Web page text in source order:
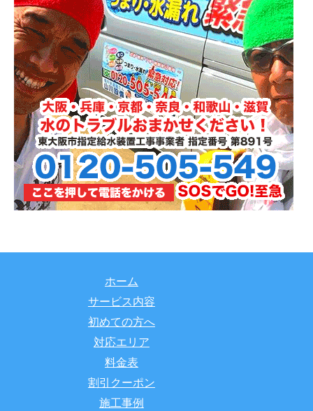
ホーム
サービス内容
初めての方へ
対応エリア
料金表
割引クーポン
施工事例